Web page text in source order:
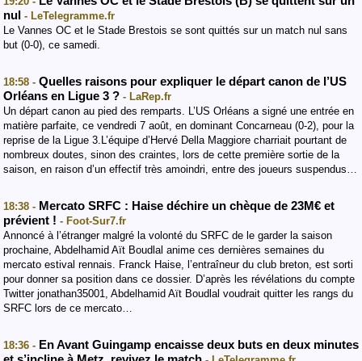
nul - LeTelegramme.fr
Le Vannes OC et le Stade Brestois se sont quittés sur un match nul sans
but (0-0), ce samedi.
18:58 - Quelles raisons pour expliquer le départ canon de l’US
Orléans en Ligue 3 ? - LaRep.fr
Un départ canon au pied des remparts. L’US Orléans a signé une entrée en
matière parfaite, ce vendredi 7 août, en dominant Concarneau (0-2), pour la
reprise de la Ligue 3.L’équipe d’Hervé Della Maggiore charriait pourtant de
nombreux doutes, sinon des craintes, lors de cette première sortie de la
saison, en raison d’un effectif très amoindri, entre des joueurs suspendus…
18:38 - Mercato SRFC : Haise déchire un chèque de 23M€ et
prévient ! - Foot-Sur7.fr
Annoncé à l’étranger malgré la volonté du SRFC de le garder la saison
prochaine, Abdelhamid Aït Boudlal anime ces dernières semaines du
mercato estival rennais. Franck Haise, l’entraîneur du club breton, est sorti
pour donner sa position dans ce dossier. D’après les révélations du compte
Twitter jonathan35001, Abdelhamid Aït Boudlal voudrait quitter les rangs du
SRFC lors de ce mercato…
18:36 - En Avant Guingamp encaisse deux buts en deux minutes